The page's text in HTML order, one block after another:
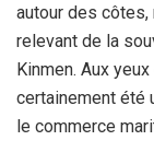
autour des
relevant de la
Kinmen. Aux
certainement été
le commerce